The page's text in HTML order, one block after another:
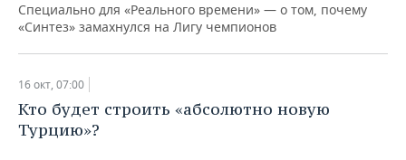
Специально для «Реального времени» — о том, почему
«Синтез» замахнулся на Лигу чемпионов
16 окт, 07:00
Кто будет строить «абсолютно новую
Турцию»?